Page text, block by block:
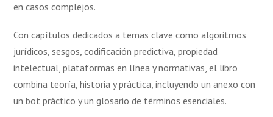
en casos complejos.
Con capítulos dedicados a temas clave como algoritmos
jurídicos, sesgos, codificación predictiva, propiedad
intelectual, plataformas en línea y normativas, el libro
combina teoría, historia y práctica, incluyendo un anexo con
un bot práctico y un glosario de términos esenciales.